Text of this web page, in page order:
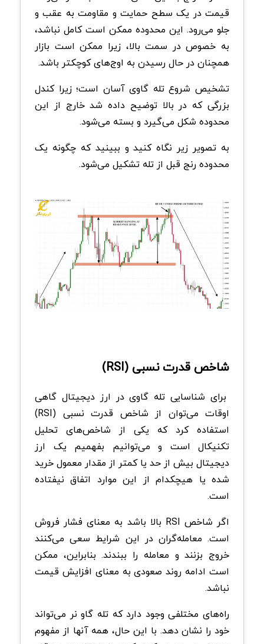
قیمت در یک سطح حمایت و مقاومت به عقب و
جلو می‌رود. این محدوده ممکن است کامل نباشد،
به خصوص در سمت بالا، زیرا ممکن است بازار
همچنان در حال رسیدن به اوج‌های کوچکتر باشد.
تشخیص شروع تله گاوی آسان است؛ زیرا کندل
بزرگی که در بالا توضیح داده شد خارج از این
محدوده شکل می‌گیرد و بسته می‌شود.
به تصویر زیر نگاه کنید و ببینید که چگونه یک
محدوده رنج قبل از تله تشکیل می‌شود.
شاخص قدرت نسبی (RSI)
برای شناسایی تله گاوی در ارز دیجیتال گاهی
اوقات می‌توان از شاخص قدرت نسبی (RSI)
استفاده کرد که یکی از شاخص‌های تحلیل
تکنیکال است و می‌توانیم بفهمیم یک ارز
دیجیتال بیش ‌از حد یا کمتر‌ ا‌ز مقدار معمول خرید
شده یا هیچکدام از این موارد اتفاق نیفتاده
است.
اگر شاخص RSI بالا باشد به معنای فشار فروش
است. معامله‌گران در این شرایط سعی می‌کنند
خروج بزنند و معامله را ببندند. بنابراین، ممکن
است ادامه روند صعودی به معنای افزایش قیمت
نباشد.
راه‌های مختلفی وجود دارد که تله گاو نر می‌تواند
خود را نشان دهد. با این حال، همه آنها از مفهوم